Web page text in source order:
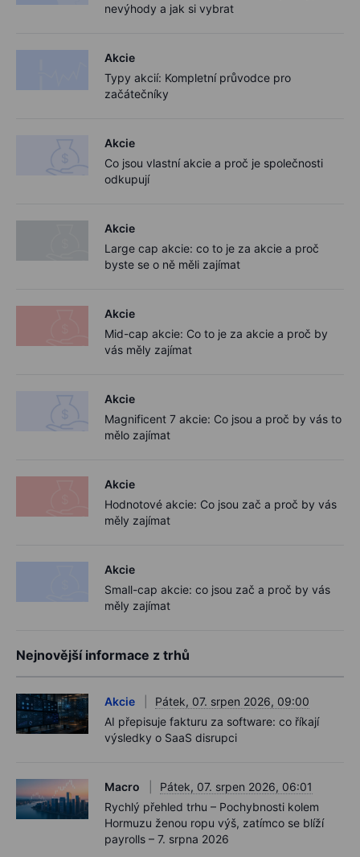
nevýhody a jak si vybrat
Akcie
Typy akcií: Kompletní průvodce pro
začátečníky
Akcie
Co jsou vlastní akcie a proč je společnosti
odkupují
Akcie
Large cap akcie: co to je za akcie a proč
byste se o ně měli zajímat
Akcie
Mid-cap akcie: Co to je za akcie a proč by
vás měly zajímat
Akcie
Magnificent 7 akcie: Co jsou a proč by vás to
mělo zajímat
Akcie
Hodnotové akcie: Co jsou zač a proč by vás
měly zajímat
Akcie
Small-cap akcie: co jsou zač a proč by vás
měly zajímat
Nejnovější informace z trhů
Akcie
Pátek, 07. srpen 2026, 09:00
AI přepisuje fakturu za software: co říkají
výsledky o SaaS disrupci
Macro
Pátek, 07. srpen 2026, 06:01
Rychlý přehled trhu – Pochybnosti kolem
Hormuzu ženou ropu výš, zatímco se blíží
payrolls – 7. srpna 2026